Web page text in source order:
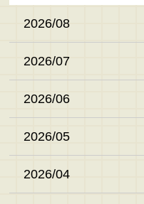
2026/08
2026/07
2026/06
2026/05
2026/04